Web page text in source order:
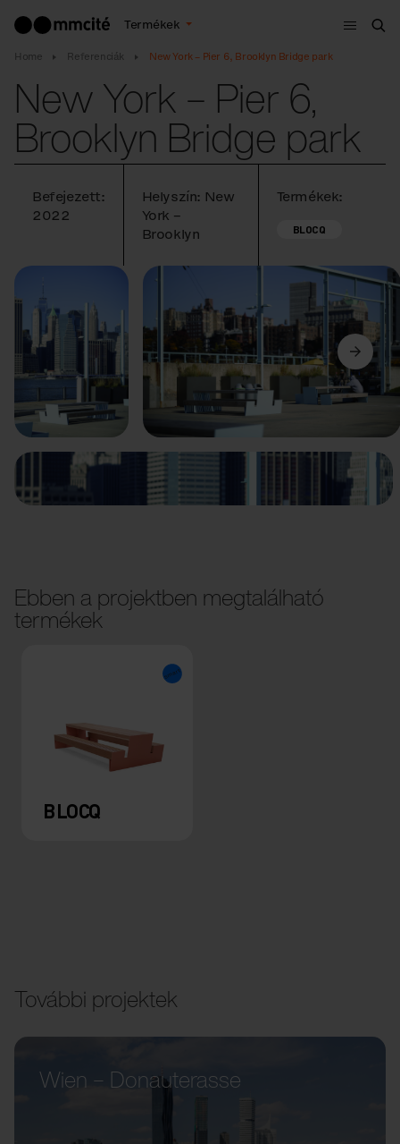
Termékek
Menü
Home Referenciák New York – Pier 6, Brooklyn Bridge park
New York – Pier 6,
Brooklyn Bridge park
Befejezett:
2022
Helyszín: New
York –
Brooklyn
Termékek:
BLOCQ
Előző Következő
Ebben a projektben megtalálható
termékek
BLOCQ
További projektek
Wien – Donauterasse